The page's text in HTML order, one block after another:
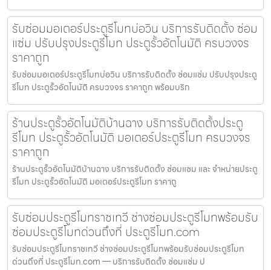
รับซ่อมมอเตอร์ประตูรีโมทบ่อวิน บริการรับติดตั้ง ซ่อม
แซ่ม ปรับปรุงประตูรีโมท ประตูรั้วอัตโนมัติ ครบวงจร
ราคาถูก
รับซ่อมมอเตอร์ประตูรีโมทบ่อวิน บริการรับติดตั้ง ซ่อมแซ่ม ปรับปรุงประตู
รีโมท ประตูรั้วอัตโนมัติ ครบวงจร ราคาถูก พร้อมบริก
ร้านประตูรั้วอัตโนมัติบ้านฉาง บริการรับติดตั้งประตู
รีโมท ประตูรั้วอัตโนมัติ มอเตอร์ประตูรีโมท ครบวงจร
ราคาถูก
ร้านประตูรั้วอัตโนมัติบ้านฉาง บริการรับติดตั้ง ซ่อมแซม และ จำหน่ายประตู
รีโมท ประตูรั้วอัตโนมัติ มอเตอร์ประตูรีโมท ราคาถู
รับซ่อมประตูรีโมทราชเทวี ช่างซ่อมประตูรีโมทพร้อมรับ
ซ่อมประตูรีโมทด่วนถึงที่ ประตูรีโมท.com
รับซ่อมประตูรีโมทราชเทวี ช่างซ่อมประตูรีโมทพร้อมรับซ่อมประตูรีโมท
ด่วนถึงที่ ประตูรีโมท.com — บริการรับติดตั้ง ซ่อมแซ่ม ป